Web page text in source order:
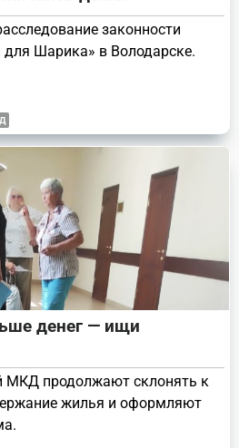
законности
Шарика» в Володарске.
денег — ищи
МКД продолжают склонять к
жилья и оформляют